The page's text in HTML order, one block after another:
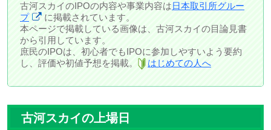
古河スカイのIPOの内容や事業内容は日本取引所グルー
プ
に掲載されています。
本ページで掲載している画像は、古河スカイの目論見書
から引用しています。
庶民のIPOは、初心者でもIPOに参加しやすいよう要約
し、評価や初値予想を掲載。
はじめての人へ
古河スカイの上場日